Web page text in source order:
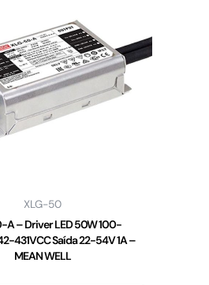
XLG-50
A – Driver LED 50W 100-
431VCC Saída 22-54V 1A –
MEAN WELL